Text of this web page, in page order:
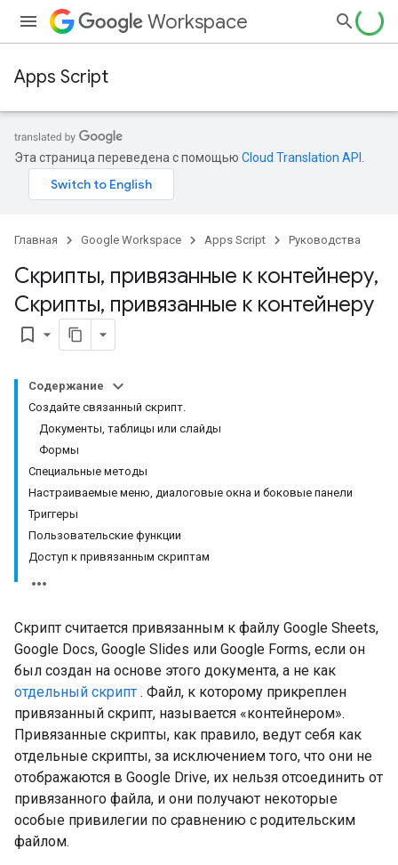
Workspace
Apps Script
Эта страница переведена с помощью Cloud Translation API
Главная Google Workspace Apps Script Руководства
Скрипты, привязанные к контейнеру,
Скрипты, привязанные к контейнеру
bookmark_border
Содержание
Создайте связанный скрипт.
Документы, таблицы или слайды
Формы
Специальные методы
Настраиваемые меню, диалоговые окна и боковые панели
Триггеры
Пользовательские функции
Доступ к привязанным скриптам
Скрипт считается привязанным к файлу Google Sheets,
Google Docs, Google Slides или Google Forms, если он
был создан на основе этого документа, а не как
отдельный скрипт . Файл, к которому прикреплен
привязанный скрипт, называется «контейнером».
Привязанные скрипты, как правило, ведут себя как
отдельные скрипты, за исключением того, что они не
отображаются в Google Drive, их нельзя отсоединить от
привязанного файла, и они получают некоторые
особые привилегии по сравнению с родительским
файлом.